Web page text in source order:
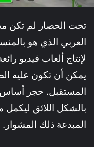
تحت الحصار لم تكن
العربي الذي هو
لإنتاج ألعاب فيديو
يمكن أن تكون عليه
المستقبل. حجر
بالشكل اللائق ليكمل
المبدعة ذلك المشوار.